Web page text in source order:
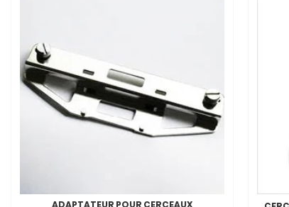
ADAPTATEUR POUR CERCEAUX